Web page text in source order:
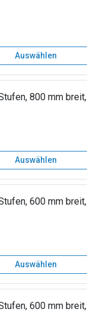
Auswählen
800 mm breit,
Auswählen
600 mm breit,
Auswählen
600 mm breit,